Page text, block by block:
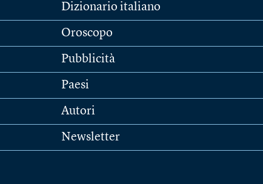
Dizionario italiano
Oroscopo
Pubblicità
Paesi
Autori
Newsletter